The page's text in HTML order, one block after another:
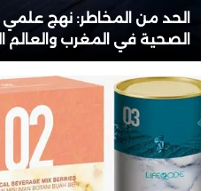
الحد من المخاطر: نهج علمي
الصحية في المغرب والعالم